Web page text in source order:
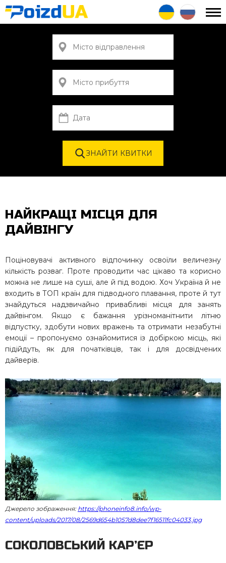
НАЙКРАЩІ МІСЦЯ ДЛЯ
ДАЙВІНГУ
Поціновувачі активного відпочинку освоїли величезну
кількість розваг. Проте проводити час цікаво та корисно
можна не лише на суші, але й під водою. Хоч Україна й не
входить в ТОП країн для підводного плавання, проте й тут
знайдуться надзвичайно привабливі місця для занять
дайвінгом. Якщо є бажання урізноманітнити літню
відпустку, здобути нових вражень та отримати незабутні
емоції – пропонуємо ознайомитися із добіркою місць, які
підійдуть, як для початківців, так і для досвідчених
дайверів.
Джерело зображення: https://phoneinfo8.info/wp-
content/uploads/2017/08/2569d654b1057d8dee7f16511fc04033.jpg
СОКОЛОВСЬКИЙ КАР’ЄР